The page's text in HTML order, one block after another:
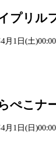
プリル
月1日(土
ぺこナ
月1日(日